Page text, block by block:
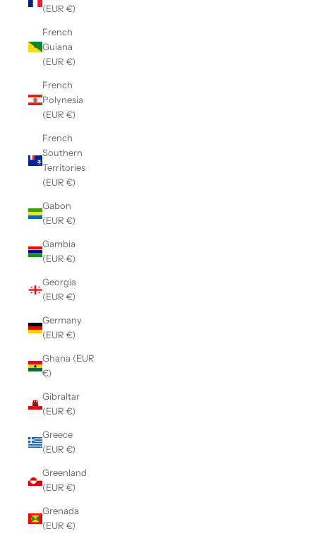
(EUR €)
French
Guiana
(EUR €)
French
Polynesia
(EUR €)
French
Southern
Territories
(EUR €)
Gabon
(EUR €)
Gambia
(EUR €)
Georgia
(EUR €)
Germany
(EUR €)
Ghana (EUR
€)
Gibraltar
(EUR €)
Greece
(EUR €)
Greenland
(EUR €)
Grenada
(EUR €)